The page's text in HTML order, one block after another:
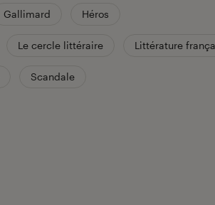
Gallimard Héros
Le cercle littéraire Littérature
Scandale